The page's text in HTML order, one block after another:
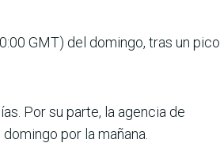
GMT) del domingo, tras un pico
Por su parte, la agencia de
por la mañana.